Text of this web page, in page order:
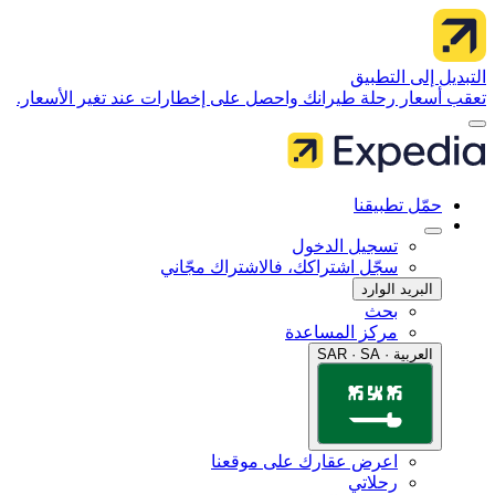
إلى التطبيق
رحلة طيرانك واحصل على إخطارات عند تغير الأسعار.
تطبيقنا
تسجيل الدخول
سجّل اشتراكك، فالاشتراك مجّاني
البريد الوارد
مركز المساعدة
اعرض عقارك على موقعنا
رحلاتي